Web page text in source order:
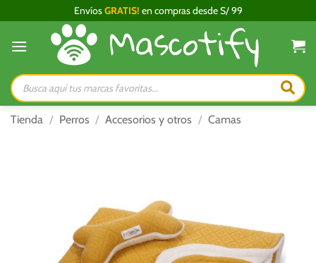
al
contenido
EnvíosGRATIS! en compras desde S/ 99
Búsqueda
de
productos
Tienda / Perros / Accesorios y otros / Camas